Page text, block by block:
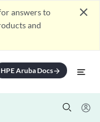
answers to
and
close
HPE Aruba Docsarrow_forward